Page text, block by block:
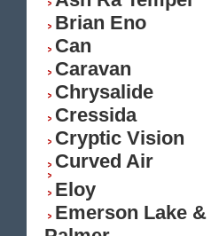
Brian Eno
Can
Caravan
Chrysalide
Cressida
Cryptic Vision
Curved Air
Eloy
Emerson Lake &